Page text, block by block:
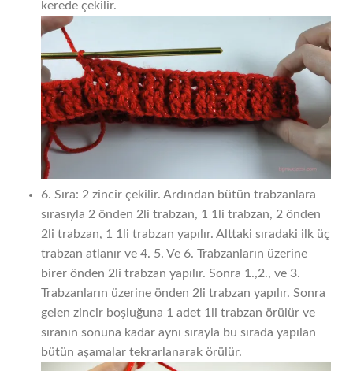
kerede çekilir.
6. Sıra: 2 zincir çekilir. Ardından bütün trabzanlara
sırasıyla 2 önden 2li trabzan, 1 1li trabzan, 2 önden
2li trabzan, 1 1li trabzan yapılır. Alttaki sıradaki ilk üç
trabzan atlanır ve 4. 5. Ve 6. Trabzanların üzerine
birer önden 2li trabzan yapılır. Sonra 1.,2., ve 3.
Trabzanların üzerine önden 2li trabzan yapılır. Sonra
gelen zincir boşluğuna 1 adet 1li trabzan örülür ve
sıranın sonuna kadar aynı sırayla bu sırada yapılan
bütün aşamalar tekrarlanarak örülür.